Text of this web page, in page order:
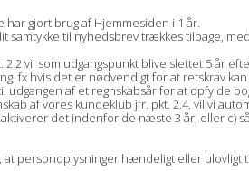
gjort brug af Hjemmesiden i 1 år.
til nyhedsbrev trækkes tilbage,
vil som udgangspunkt blive slettet 5 år
fx hvis det er nødvendigt for at retskrav
af et regnskabsår for at opfylde
af vores kundeklub jfr. pkt. 2.4, vil vi
det indenfor de næste 3 år, eller c)
personoplysninger hændeligt eller